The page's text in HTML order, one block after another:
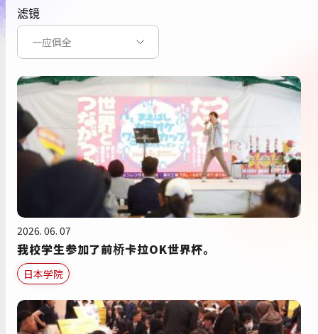
滤镜
2026. 06. 07
我校学生参加了前桥卡拉OK世界杯。
日本学院